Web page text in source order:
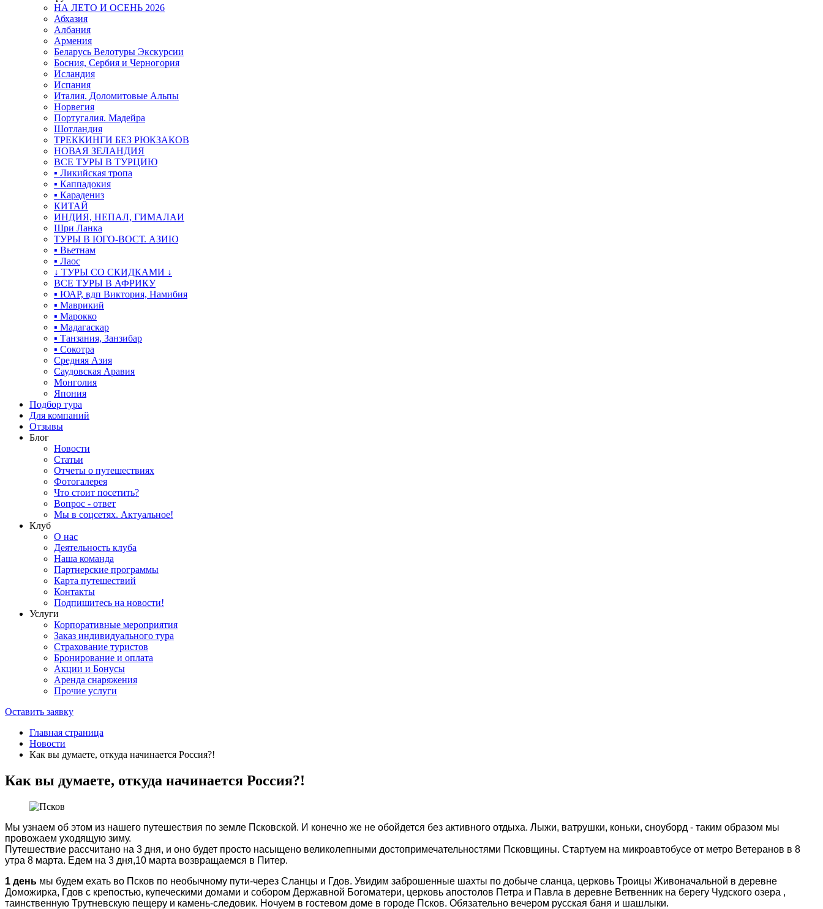
НА ЛЕТО И ОСЕНЬ 2026
Абхазия
Албания
Армения
Беларусь Велотуры Экскурсии
Босния, Сербия и Черногория
Исландия
Испания
Италия. Доломитовые Альпы
Норвегия
Португалия. Мадейра
Шотландия
ТРЕККИНГИ БЕЗ РЮКЗАКОВ
НОВАЯ ЗЕЛАНДИЯ
ВСЕ ТУРЫ В ТУРЦИЮ
▪ Ликийская тропа
▪ Каппадокия
▪ Карадениз
КИТАЙ
ИНДИЯ, НЕПАЛ, ГИМАЛАИ
Шри Ланка
ТУРЫ В ЮГО-ВОСТ. АЗИЮ
▪ Вьетнам
▪ Лаос
↓ ТУРЫ СО СКИДКАМИ ↓
ВСЕ ТУРЫ В АФРИКУ
▪ ЮАР, вдп Виктория, Намибия
▪ Маврикий
▪ Марокко
▪ Мадагаскар
▪ Танзания, Занзибар
▪ Сокотра
Средняя Азия
Саудовская Аравия
Монголия
Япония
Подбор тура
Для компаний
Отзывы
Блог
Новости
Статьи
Отчеты о путешествиях
Фотогалерея
Что стоит посетить?
Вопрос - ответ
Мы в соцсетях. Актуальное!
Клуб
О нас
Деятельность клуба
Наша команда
Партнерские программы
Карта путешествий
Контакты
Подпишитесь на новости!
Услуги
Корпоративные мероприятия
Заказ индивидуального тура
Страхование туристов
Бронирование и оплата
Акции и Бонусы
Аренда снаряжения
Прочие услуги
Оставить заявку
Главная страница
Новости
Как вы думаете, откуда начинается Россия?!
Как вы думаете, откуда начинается Россия?!
Мы узнаем об этом из нашего путешествия по земле Псковской. И конечно же не обойдется без активного отдыха. Лыжи, ватрушки, коньки, сноуборд - таким образом мы
провожаем уходящую зиму.
Путешествие рассчитано на 3 дня, и оно будет просто насыщено великолепными достопримечательностями Псковщины. Стартуем на микроавтобусе от метро Ветеранов в 8
утра 8 марта. Едем на 3 дня,10 марта возвращаемся в Питер.
1 день мы будем ехать во Псков по необычному пути-через Сланцы и Гдов. Увидим заброшенные шахты по добыче сланца, церковь Троицы Живоначальной в деревне
Доможирка, Гдов с крепостью, купеческими домами и собором Державной Богоматери, церковь апостолов Петра и Павла в деревне Ветвенник на берегу Чудского озера ,
таинственную Трутневскую пещеру и камень-следовик. Ночуем в гостевом доме в городе Псков. Обязательно вечером русская баня и шашлыки.